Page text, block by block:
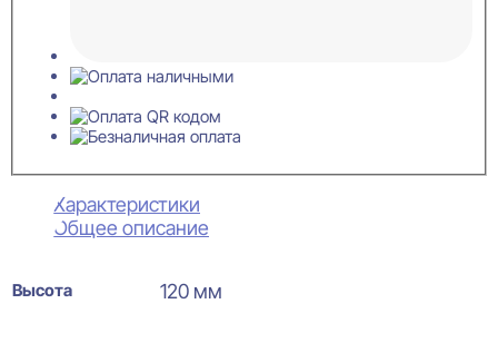
Характеристики
Общее описание
Высота 120 мм